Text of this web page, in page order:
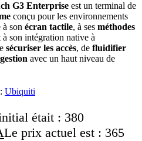
G3 Enterprise est un terminal de
conçu pour les environnements
son écran tactile, à ses méthodes
à son intégration native à
sécuriser les accès, de fluidifier
avec un haut niveau de
Ubiquiti
était : 380
Le prix actuel est : 365